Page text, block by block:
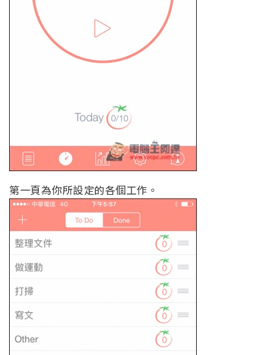
第一頁為你所設定的各個工作。